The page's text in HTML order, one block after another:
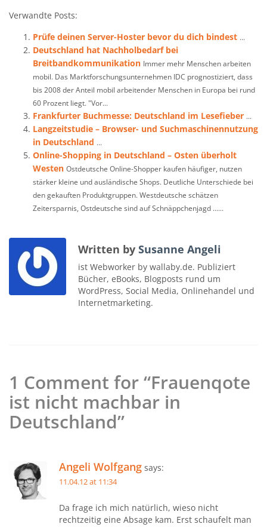
Verwandte Posts:
Prüfe deinen Server-Hoster bevor du dich bindest ...
Deutschland hat Nachholbedarf bei
Breitbandkommunikation Immer mehr Menschen arbeiten
mobil. Das Marktforschungsunternehmen IDC prognostiziert, dass
bis 2008 der Anteil mobil arbeitender Menschen in Europa bei rund
60 Prozent liegt. "Vor...
Frankfurter Buchmesse: Deutschland im Lesefieber ...
Langzeitstudie – Browser- und Suchmaschinennutzung
in Deutschland ...
Online-Shopping in Deutschland – Osten überholt
Westen Ostdeutsche Online-Shopper kaufen häufiger, nutzen
stärker kleine und ausländische Shops. Deutliche Unterschiede bei
den gekauften Produktgruppen. Westdeutsche schätzen
Zeitersparnis, Ostdeutsche sind auf Schnäppchenjagd ......
Written by Susanne Angeli
ist Webworker by wallaby.de. Publiziert
Bücher, eBooks, Blogposts rund um
WordPress, Social Media, Onlinehandel und
Internetmarketing.
1 Comment for “Frauenqote
ist nicht machbar in
Deutschland”
Angeli Wolfgang says:
11.04.12 at 11:34
Da frage ich mich natürlich, wieso nicht
rechtzeitig eine Absage kam. Erst schaufelt man